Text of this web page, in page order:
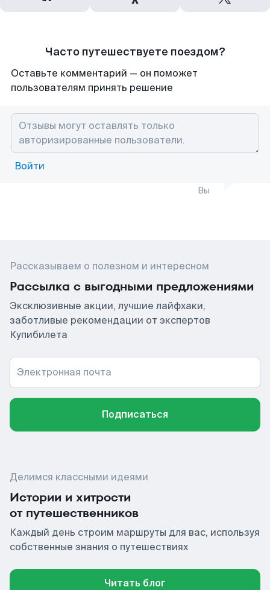
Часто путешествуете поездом?
Оставьте комментарий — он поможет
пользователям принять решение
Войти
Вы
Рассказываем о полезном и интересном
Рассылка с выгодными предложениями
Эксклюзивные акции, лучшие лайфхаки,
заботливые рекомендации от экспертов
Купибилета
Электронная почта
Подписаться
Делимся классными идеями
Истории и хитрости
от путешественников
Каждый день строим маршруты для вас, используя
собственные знания о путешествиях
Читать блог